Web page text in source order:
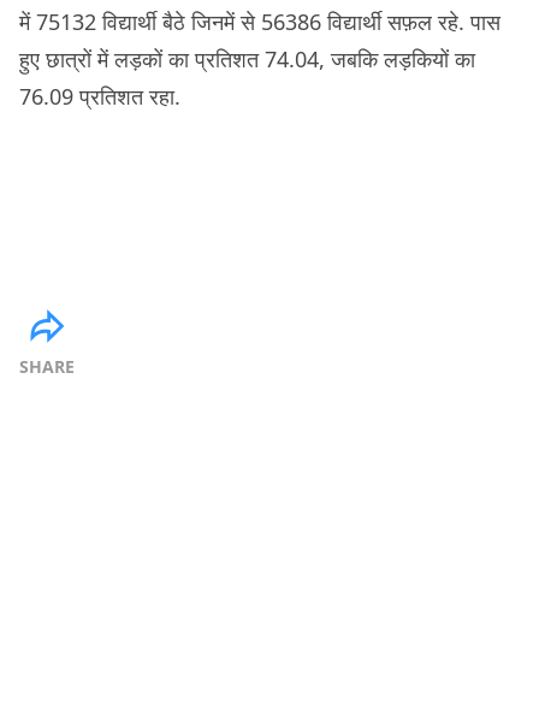
में 75132 विद्यार्थी बैठे जिनमें से 56386 विद्यार्थी सफ़ल रहे. पास
हुए छात्रों में लड़कों का प्रतिशत 74.04, जबकि लड़कियों का
76.09 प्रतिशत रहा.
SHARE